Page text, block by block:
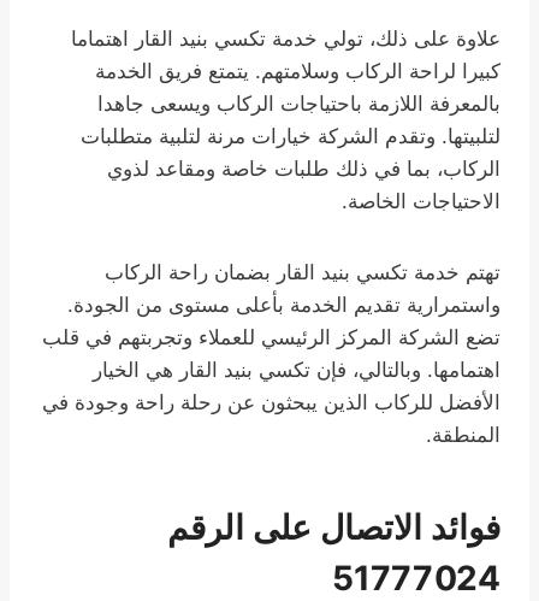
علاوة على ذلك، تولي خدمة تكسي بنيد القار اهتماما
كبيرا لراحة الركاب وسلامتهم. يتمتع فريق الخدمة
بالمعرفة اللازمة باحتياجات الركاب ويسعى جاهدا
لتلبيتها. وتقدم الشركة خيارات مرنة لتلبية متطلبات
الركاب، بما في ذلك طلبات خاصة ومقاعد لذوي
الاحتياجات الخاصة.
تهتم خدمة تكسي بنيد القار بضمان راحة الركاب
واستمرارية تقديم الخدمة بأعلى مستوى من الجودة.
تضع الشركة المركز الرئيسي للعملاء وتجربتهم في قلب
اهتمامها. وبالتالي، فإن تكسي بنيد القار هي الخيار
الأفضل للركاب الذين يبحثون عن رحلة راحة وجودة في
المنطقة.
فوائد الاتصال على الرقم
51777024